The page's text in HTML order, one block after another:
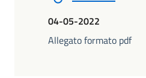
04-05-2022
Allegato formato pdf